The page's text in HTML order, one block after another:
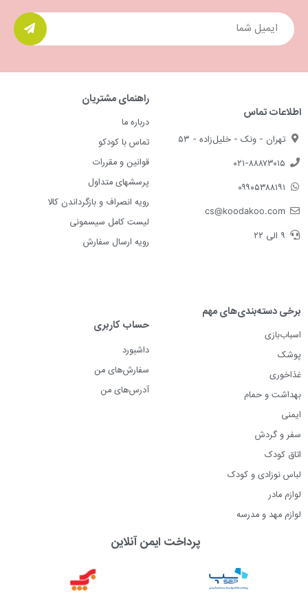
اطلاعات تماس
تهران - ونک - خلیل‌زاده - ۵۳
۰۲۱-۸۸۸۷۳۰۱۵
۰۹۹۰۵۳۸۸۱۹۱
cs@koodakoo.com
۹ الی ۲۲
راهنمای مشتریان
درباره ما
تماس با کودکو
قوانین و مقررات
پرسشهای متداول
رویه انصراف و بازگرداندن کالا
لیست کامل سیسمونی
رویه ارسال سفارش
برخی دسته‌بندی‌های مهم
اسباب‌بازی
پوشک
غذاخوری
بهداشت و حمام
ایمنی
سفر و گردش
اتاق کودک
لباس نوزادی و کودک
لوازم مادر
لوازم مهد و مدرسه
حساب کاربری
داشبورد
سفارش‌های من
آدرس‌های من
پرداخت ایمن آنلاین